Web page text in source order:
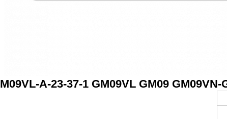
A-23-37-1 GM09VL GM09